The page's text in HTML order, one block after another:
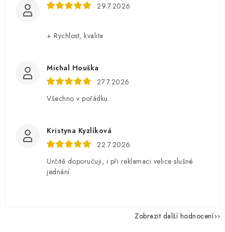
29.7.2026
+ Rychlost, kvalita
Michal Houška
27.7.2026
Všechno v pořádku
Kristyna Kyzlíková
22.7.2026
Určitě doporučuji, i při reklamaci velice slušné
jednání.
Zobrazit další hodnocení